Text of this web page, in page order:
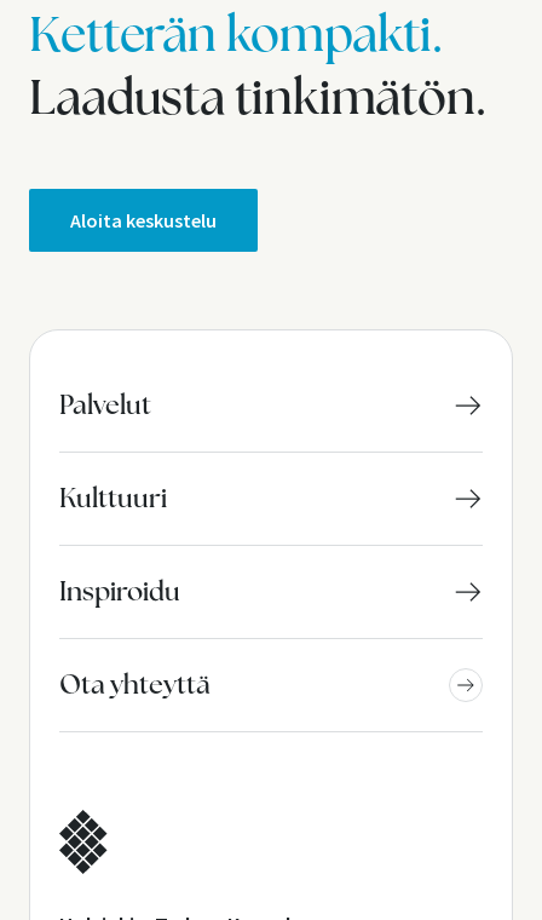
Ketterän kompakti.
Laadusta tinkimätön.
Aloita keskustelu
Palvelut
Kulttuuri
Inspiroidu
Ota yhteyttä